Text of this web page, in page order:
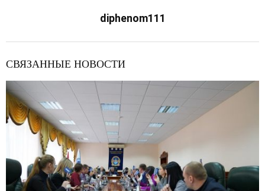
diphenom111
СВЯЗАННЫЕ НОВОСТИ